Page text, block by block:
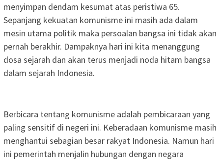
menyimpan dendam kesumat atas peristiwa 65.
Sepanjang kekuatan komunisme ini masih ada dalam
mesin utama politik maka persoalan bangsa ini tidak akan
pernah berakhir. Dampaknya hari ini kita menanggung
dosa sejarah dan akan terus menjadi noda hitam bangsa
dalam sejarah Indonesia.
Berbicara tentang komunisme adalah pembicaraan yang
paling sensitif di negeri ini. Keberadaan komunisme masih
menghantui sebagian besar rakyat Indonesia. Namun hari
ini pemerintah menjalin hubungan dengan negara